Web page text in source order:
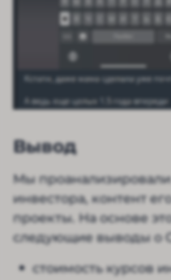
Вывод
Мы проанализировали
инвестора, контент
проекты. На основе
следующие выводы о
стоимость курсов